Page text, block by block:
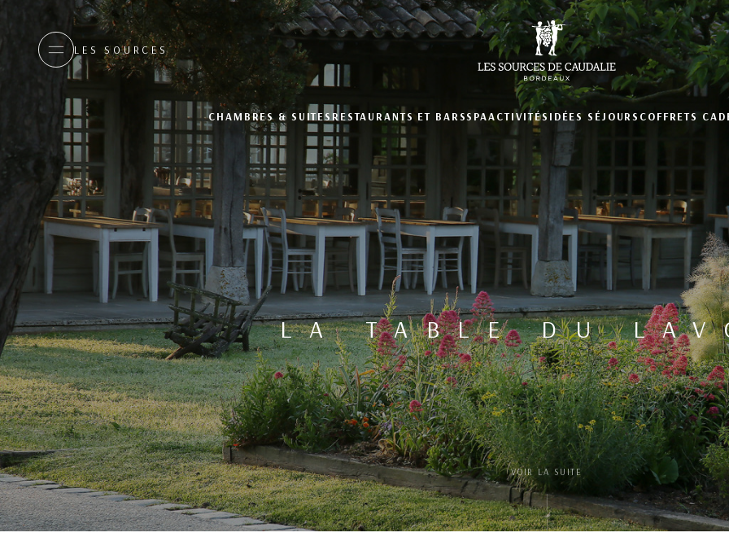
LES SOURCES
CHAMBRES & SUITES RESTAURANTS ET BARSSPAACTIVITÉS IDÉES SÉJOURS COFFRETS
LA TABLE DU
VOIR LA SUITE